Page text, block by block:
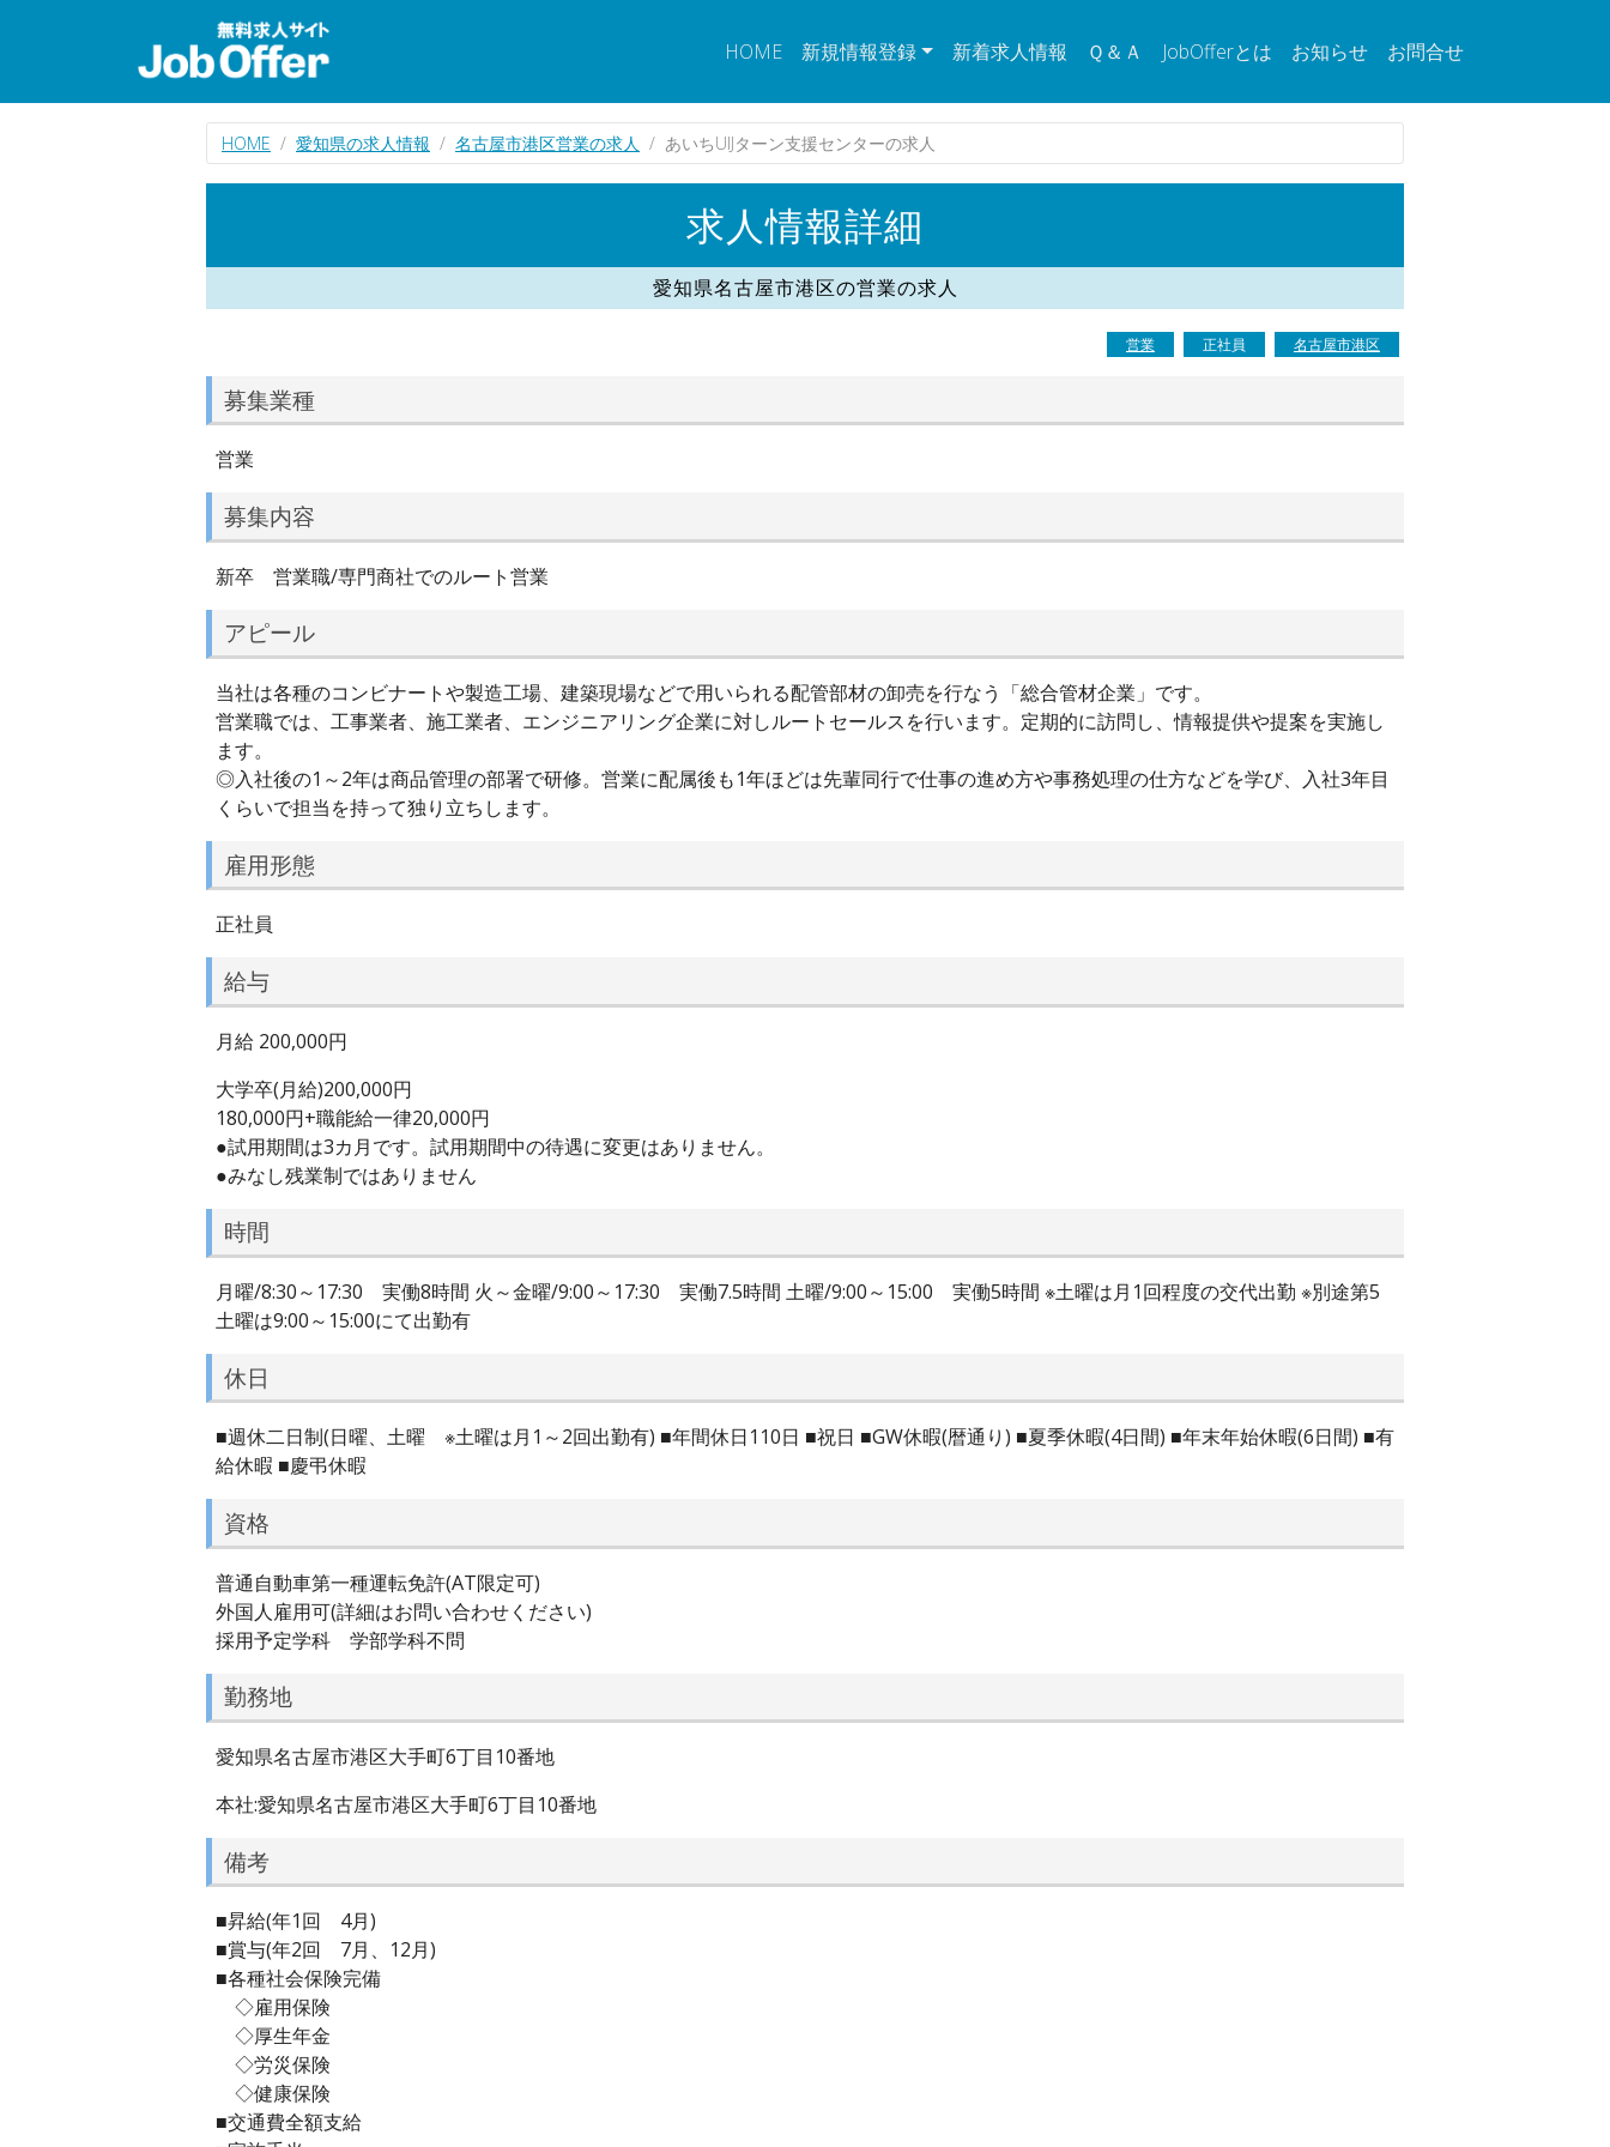
HOME 新規情報登録 新着求人情報 Ｑ＆Ａ JobOfferとは お知らせ お問合せ
HOME 愛知県の求人情報 名古屋市港区営業の求人 あいちUIJターン支援センターの求人
求人情報詳細
愛知県名古屋市港区の営業の求人
営業 正社員 名古屋市港区
募集業種
営業
募集内容
新卒 営業職/専門商社でのルート営業
アピール
当社は各種のコンビナートや製造工場、建築現場などで用いられる配管部材の卸売を行なう「総合管材企業」です。
営業職では、工事業者、施工業者、エンジニアリング企業に対しルートセールスを行います。定期的に訪問し、情報提供や提案を実施し
ます。
◎入社後の1～2年は商品管理の部署で研修。営業に配属後も1年ほどは先輩同行で仕事の進め方や事務処理の仕方などを学び、入社3年目
くらいで担当を持って独り立ちします。
雇用形態
正社員
給与
月給 200,000円
大学卒(月給)200,000円
180,000円+職能給一律20,000円
●試用期間は3カ月です。試用期間中の待遇に変更はありません。
●みなし残業制ではありません
時間
月曜/8:30～17:30 実働8時間 火～金曜/9:00～17:30 実働7.5時間 土曜/9:00～15:00 実働5時間 ※土曜は月1回程度の交代出勤 ※別途第5
土曜は9:00～15:00にて出勤有
休日
■週休二日制(日曜、土曜 ※土曜は月1～2回出勤有) ■年間休日110日 ■祝日 ■GW休暇(暦通り) ■夏季休暇(4日間) ■年末年始休暇(6日間) ■有
給休暇 ■慶弔休暇
資格
普通自動車第一種運転免許(AT限定可)
外国人雇用可(詳細はお問い合わせください)
採用予定学科 学部学科不問
勤務地
愛知県名古屋市港区大手町6丁目10番地
本社:愛知県名古屋市港区大手町6丁目10番地
備考
■昇給(年1回 4月)
■賞与(年2回 7月、12月)
■各種社会保険完備
◇雇用保険
◇厚生年金
◇労災保険
◇健康保険
■交通費全額支給